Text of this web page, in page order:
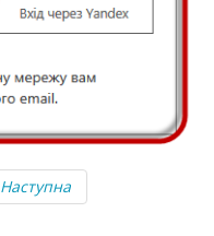
Наступна